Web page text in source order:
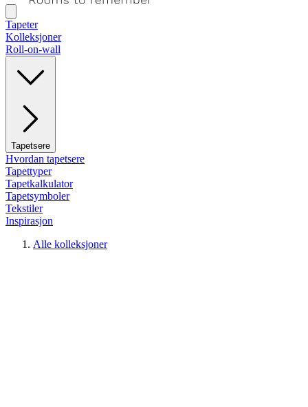
Tapeter
Kolleksjoner
Roll-on-wall
Tapetsere
Hvordan tapetsere
Tapettyper
Tapetkalkulator
Tapetsymboler
Tekstiler
Inspirasjon
Alle kolleksjoner